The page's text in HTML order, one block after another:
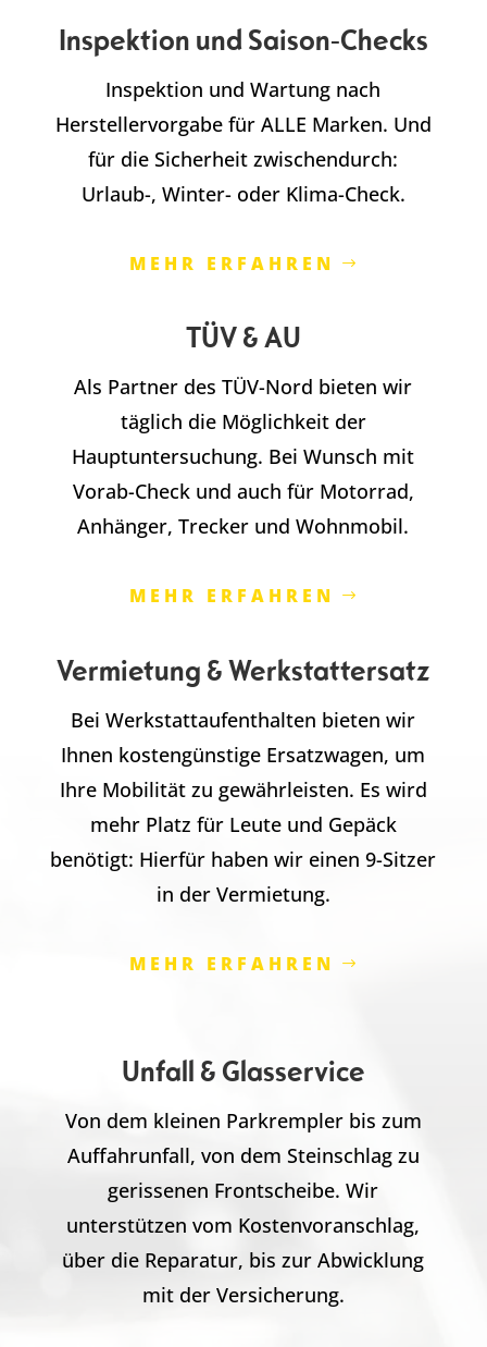
Inspektion und Saison-Checks
Inspektion und Wartung nach
Herstellervorgabe für ALLE Marken. Und
für die Sicherheit zwischendurch:
Urlaub-, Winter- oder Klima-Check.
MEHR ERFAHREN
TÜV & AU
Als Partner des TÜV-Nord bieten wir
täglich die Möglichkeit der
Hauptuntersuchung. Bei Wunsch mit
Vorab-Check und auch für Motorrad,
Anhänger, Trecker und Wohnmobil.
MEHR ERFAHREN
Vermietung & Werkstattersatz
Bei Werkstattaufenthalten bieten wir
Ihnen kostengünstige Ersatzwagen, um
Ihre Mobilität zu gewährleisten. Es wird
mehr Platz für Leute und Gepäck
benötigt: Hierfür haben wir einen 9-Sitzer
in der Vermietung.
MEHR ERFAHREN
Unfall & Glasservice
Von dem kleinen Parkrempler bis zum
Auffahrunfall, von dem Steinschlag zu
gerissenen Frontscheibe. Wir
unterstützen vom Kostenvoranschlag,
über die Reparatur, bis zur Abwicklung
mit der Versicherung.